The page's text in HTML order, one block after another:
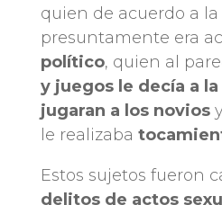
quien de acuerdo a
presuntamente era
político, quien al
y juegos le decía a
jugaran a los novios
le realizaba
Estos sujetos fueron
delitos de actos